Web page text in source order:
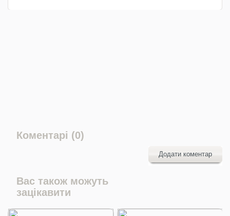
Коментарі (0)
Додати коментар
Вас також можуть
зацікавити